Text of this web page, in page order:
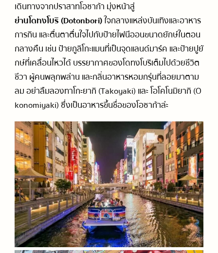
เดินทางจากปราสาทโอซาก้า มุ่งหน้าสู่
ย่านโดทงโบริ (Dotonbori)ใจกลางแหล่งบันเทิงและอาหาร
การกิน และตื่นตาตื่นใจไปกับป้ายไฟนีออนขนาดยักษ์ในตอน
กลางคืน เช่น ป้ายกูลิโกะแมนที่เป็นจุดแลนด์มาร์ค และป้ายปูยั
กษ์ที่เคลื่อนไหวได้ บรรยากาศของโดทงโบริเต็มไปด้วยชีวิต
ชีวา ผู้คนพลุกพล่าน และกลิ่นอาหารหอมกรุ่นที่ลอยมาตาม
ลม อย่าลืมลองทาโกะยากิ (Takoyaki) และ โอโคโนมิยากิ (O
konomiyaki) ซึ่งเป็นอาหารขึ้นชื่อของโอซาก้าล่ะ